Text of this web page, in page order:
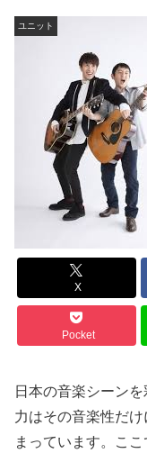
ユニット
X
Pocket
日本の音楽シーン
力はその音楽性だ
まっています。こ